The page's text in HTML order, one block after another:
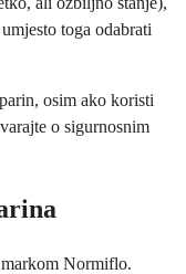
toga odabrati
osim ako koristi
o sigurnosnim
Normiflo.